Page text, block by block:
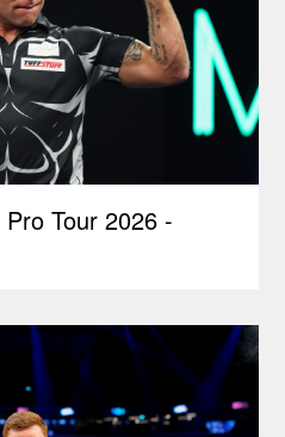
Tour 2026 -